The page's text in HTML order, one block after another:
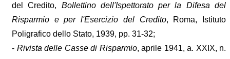
del Credito, Bollettino dell'Ispettorato per la Difesa del
Risparmio e per l'Esercizio del Credito, Roma, Istituto
Poligrafico dello Stato, 1939, pp. 31-32;
- Rivista delle Casse di Risparmio, aprile 1941, a. XXIX, n.